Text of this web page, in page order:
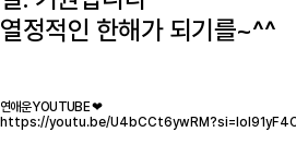
열정적인 한해가 되기를~^^
연애운 YOUTUBE ❤
https://youtu.be/